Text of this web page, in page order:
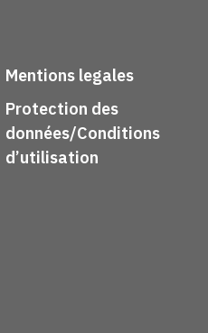
Mentions legales
Protection des
données/Conditions
d’utilisation